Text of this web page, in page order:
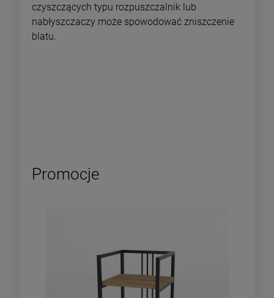
czyszczących typu rozpuszczalnik lub
nabłyszczaczy może spowodować zniszczenie
blatu.
Promocje